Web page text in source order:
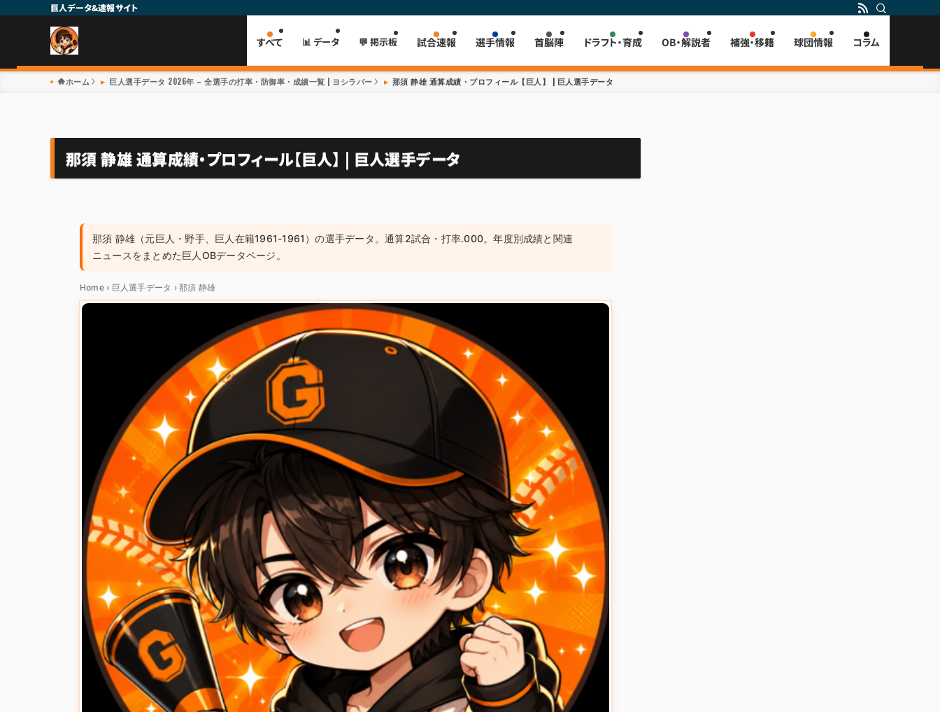
巨人データ&速報サイト
すべて 📊 データ 💬 掲示板 試合速報 選手情報 首脳陣 ドラフト・育成 OB・解説者 補強・移籍 球団情報 コラム
ホーム 巨人選手データ 2026年 – 全選手の打率・防御率・成績一覧 | ヨシラバー 那須 静雄 通算成績・プロフィール【巨人】 | 巨人選手データ
那須 静雄 通算成績・プロフィール【巨人】 | 巨人選手データ
那須 静雄（元巨人・野手、巨人在籍1961-1961）の選手データ。通算2試合・打率.000。年度別成績と関連
ニュースをまとめた巨人OBデータページ。
Home› 巨人選手データ ›那須 静雄